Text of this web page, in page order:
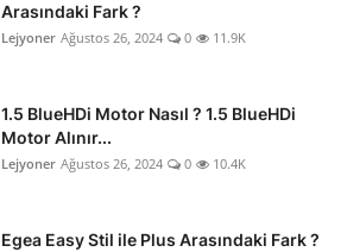
Arasındaki Fark ?
Lejyoner Ağustos 26, 2024 0 11.9K
1.5 BlueHDi Motor Nasıl ? 1.5 BlueHDi
Motor Alınır...
Lejyoner Ağustos 26, 2024 0 10.4K
Egea Easy Stil ile Plus Arasındaki Fark ?